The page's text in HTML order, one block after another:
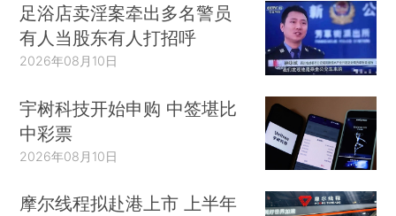
足浴店卖淫案牵出多名警员
有人当股东有人打招呼
2026年08月10日
宇树科技开始申购 中签堪比
中彩票
2026年08月10日
摩尔线程拟赴港上市 上半年